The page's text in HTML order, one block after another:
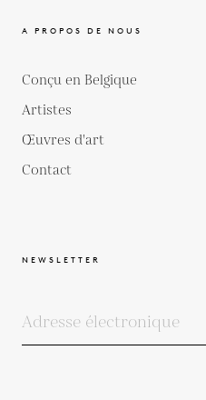
A PROPOS DE NOUS
Conçu en Belgique
Artistes
Œuvres d'art
Contact
NEWSLETTER